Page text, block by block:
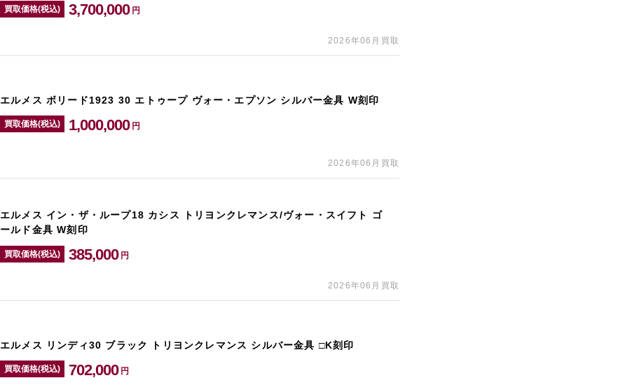
買取価格(税込) 3,700,000 円
2026年06月買取
エルメス ボリード1923 30 エトゥープ ヴォー・エプソン シルバー金具 W刻印
買取価格(税込) 1,000,000 円
2026年06月買取
エルメス イン・ザ・ループ18 カシス トリヨンクレマンス/ヴォー・スイフト ゴ
ールド金具 W刻印
買取価格(税込) 385,000 円
2026年06月買取
エルメス リンディ30 ブラック トリヨンクレマンス シルバー金具 □K刻印
買取価格(税込) 702,000 円